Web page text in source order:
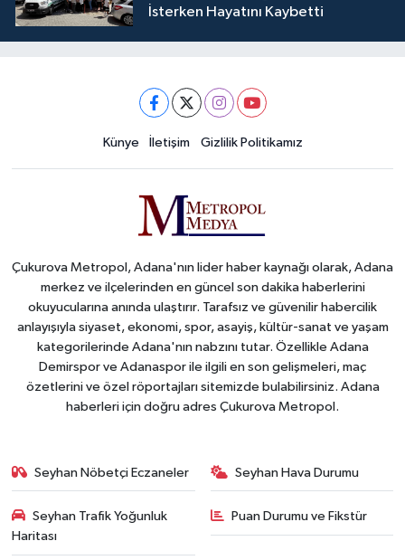
İsterken Hayatını Kaybetti
Künye İletişim Gizlilik Politikamız
Çukurova Metropol, Adana'nın lider haber kaynağı olarak, Adana
merkez ve ilçelerinden en güncel son dakika haberlerini
okuyucularına anında ulaştırır. Tarafsız ve güvenilir habercilik
anlayışıyla siyaset, ekonomi, spor, asayiş, kültür-sanat ve yaşam
kategorilerinde Adana'nın nabzını tutar. Özellikle Adana
Demirspor ve Adanaspor ile ilgili en son gelişmeleri, maç
özetlerini ve özel röportajları sitemizde bulabilirsiniz. Adana
haberleri için doğru adres Çukurova Metropol.
Seyhan Nöbetçi Eczaneler Seyhan Hava Durumu
Seyhan Trafik Yoğunluk
Haritası
Puan Durumu ve Fikstür